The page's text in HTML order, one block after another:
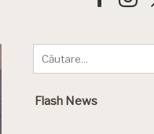
Flash News